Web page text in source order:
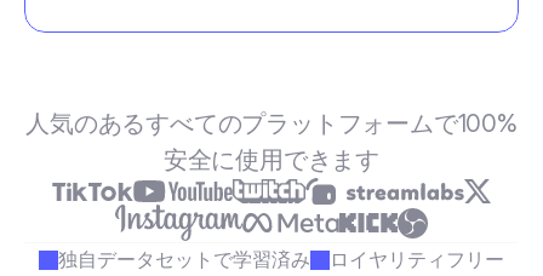
人気のあるすべてのプラットフォームで100%
安全に使用できます
独自データセットで学習済み
ロイヤリティフリー